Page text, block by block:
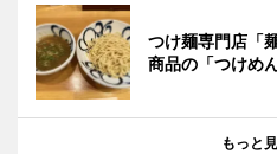
つけ麺専門店「
商品の「つけめん
もっと